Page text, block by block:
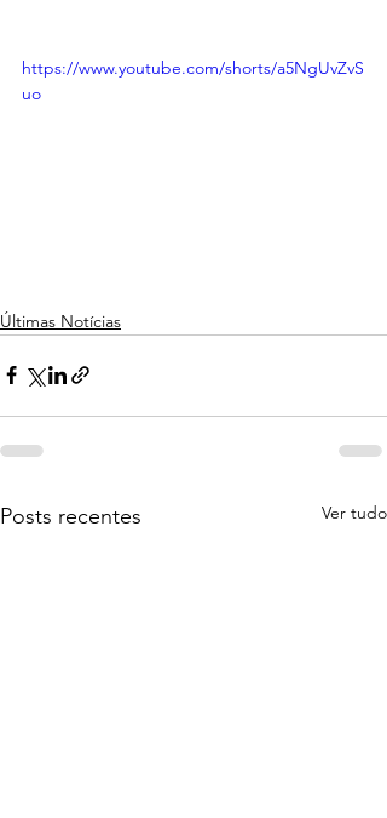
https://www.youtube.com/shorts/a5NgUvZvS
uo
Últimas Notícias
Posts recentes Ver tudo